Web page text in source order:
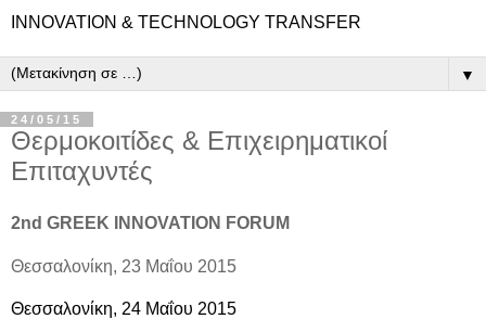
INNOVATION & TECHNOLOGY TRANSFER
▼
24/05/15
Θερμοκοιτίδες & Επιχειρηματικοί
Επιταχυντές
2nd GREEK INNOVATION FORUM
Θεσσαλονίκη, 23 Μαΐου 2015
Θεσσαλονίκη, 24 Μαΐου 2015